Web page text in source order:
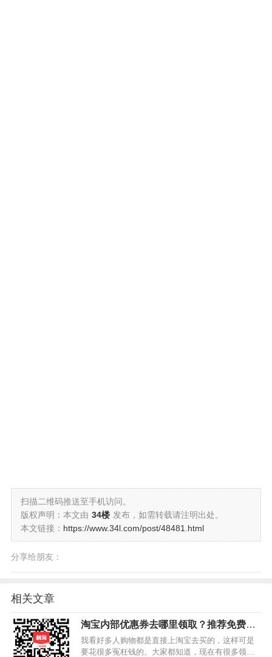
扫描二维码推送至手机访问。
版权声明：本文由 34楼 发布，如需转载请注明出处。
本文链接： https://www.34l.com/post/48481.html
分享给朋友：
相关文章
淘宝内部优惠券去哪里领取？推荐免费领
淘宝内部优惠券的软件
我看好多人购物都是直接上淘宝去买的，这样可是
要花很多冤枉钱的。大家都知道，现在有很多领淘